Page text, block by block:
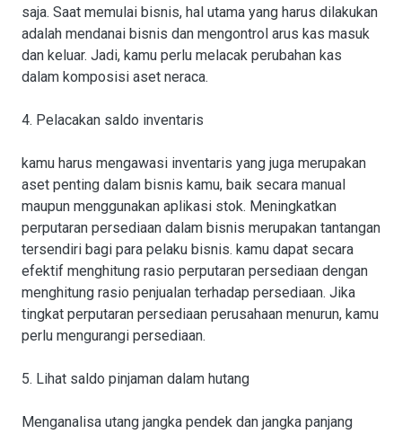
saja. Saat memulai bisnis, hal utama yang harus dilakukan
adalah mendanai bisnis dan mengontrol arus kas masuk
dan keluar. Jadi, kamu perlu melacak perubahan kas
dalam komposisi aset neraca.
4. Pelacakan saldo inventaris
kamu harus mengawasi inventaris yang juga merupakan
aset penting dalam bisnis kamu, baik secara manual
maupun menggunakan aplikasi stok. Meningkatkan
perputaran persediaan dalam bisnis merupakan tantangan
tersendiri bagi para pelaku bisnis. kamu dapat secara
efektif menghitung rasio perputaran persediaan dengan
menghitung rasio penjualan terhadap persediaan. Jika
tingkat perputaran persediaan perusahaan menurun, kamu
perlu mengurangi persediaan.
5. Lihat saldo pinjaman dalam hutang
Menganalisa utang jangka pendek dan jangka panjang